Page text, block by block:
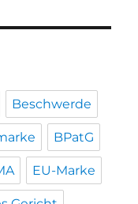
Beschwerde
BPatG
EU-Marke